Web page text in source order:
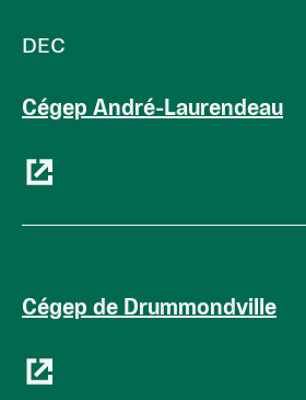
DEC
Cégep André-Laurendeau
Cégep de Drummondville